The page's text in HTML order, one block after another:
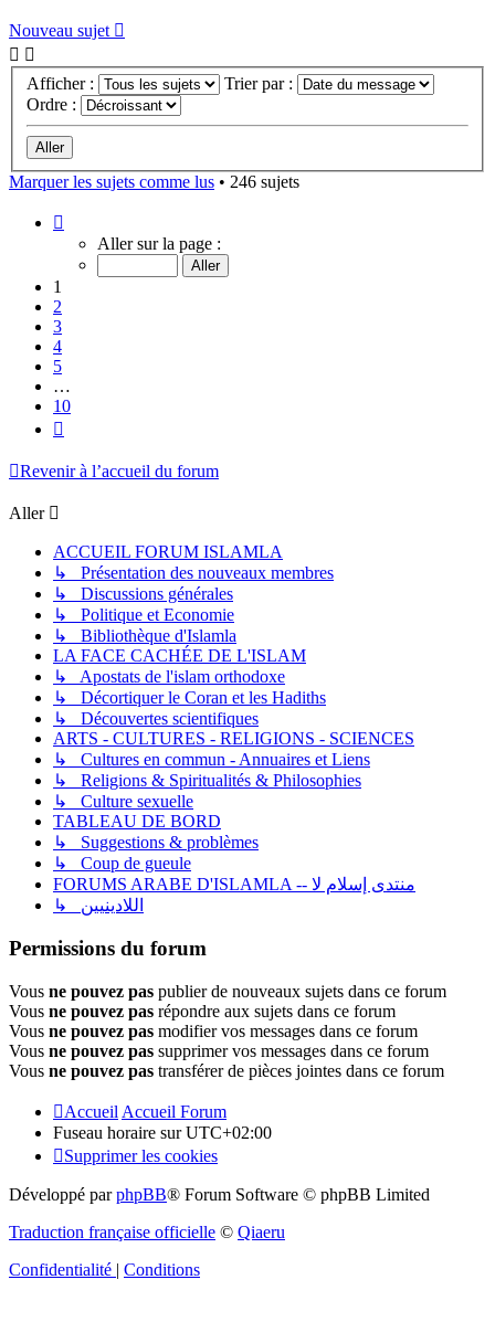
Nouveau sujet
Afficher :
Trier par :
Ordre :
Marquer les sujets comme lus • 246 sujets
sur
Aller sur la page :
1
2
3
4
5
…
10
Revenir à l’accueil du forum
Aller
ACCUEIL FORUM ISLAMLA
↳ Présentation des nouveaux membres
↳ Discussions générales
↳ Politique et Economie
↳ Bibliothèque d'Islamla
LA FACE CACHÉE DE L'ISLAM
↳ Apostats de l'islam orthodoxe
↳ Décortiquer le Coran et les Hadiths
↳ Découvertes scientifiques
ARTS - CULTURES - RELIGIONS - SCIENCES
↳ Cultures en commun - Annuaires et Liens
↳ Religions & Spiritualités & Philosophies
↳ Culture sexuelle
TABLEAU DE BORD
↳ Suggestions & problèmes
↳ Coup de gueule
FORUMS ARABE D'ISLAMLA -- منتدى إسلام لا
↳ اللادينيين
Permissions du forum
Vous ne pouvez pas publier de nouveaux sujets dans ce forum
Vous ne pouvez pas répondre aux sujets dans ce forum
Vous ne pouvez pas modifier vos messages dans ce forum
Vous ne pouvez pas supprimer vos messages dans ce forum
Vous ne pouvez pas transférer de pièces jointes dans ce forum
Accueil Accueil Forum
Fuseau horaire surUTC+02:00
Supprimer les cookies
Développé parphpBB® Forum Software © phpBB Limited
Traduction française officielle © Qiaeru
Confidentialité | Conditions